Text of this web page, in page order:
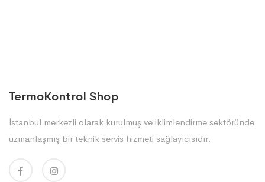
TermoKontrol Shop
İstanbul merkezli olarak kurulmuş ve iklimlendirme sektöründe
uzmanlaşmış bir teknik servis hizmeti sağlayıcısıdır.